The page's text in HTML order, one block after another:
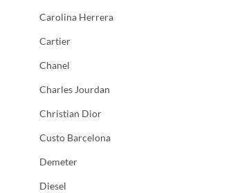
Carolina Herrera
Cartier
Chanel
Charles Jourdan
Christian Dior
Custo Barcelona
Demeter
Diesel